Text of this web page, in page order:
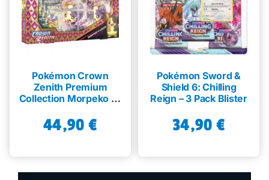
Pokémon Crown
Zenith Premium
Collection Morpeko V-
44,90 €
Pokémon Sword &
Shield 6: Chilling
Reign – 3 Pack Blister
34,90 €